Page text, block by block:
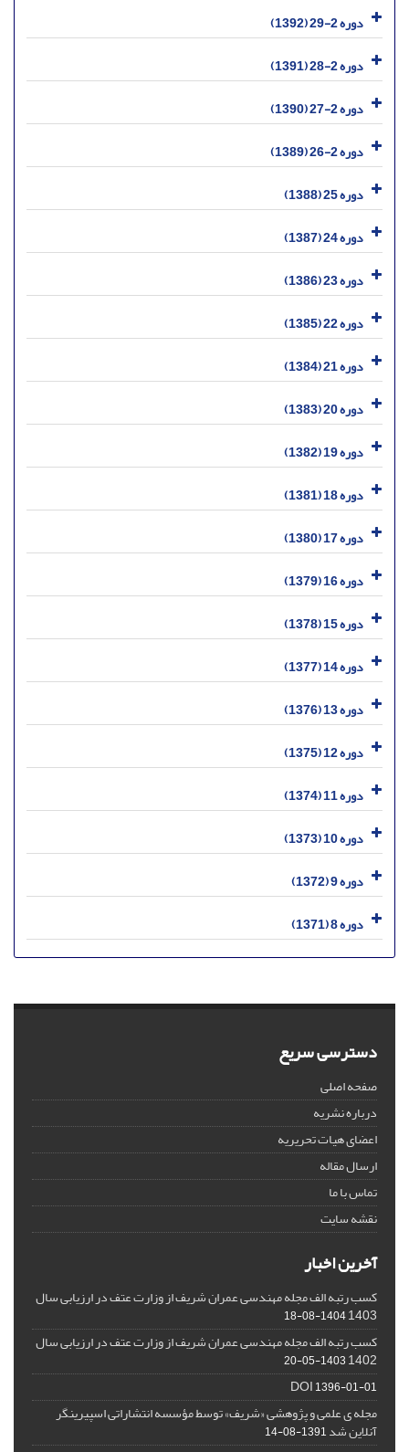
دوره 2-29 (1392)
دوره 2-28 (1391)
دوره 2-27 (1390)
دوره 2-26 (1389)
دوره 25 (1388)
دوره 24 (1387)
دوره 23 (1386)
دوره 22 (1385)
دوره 21 (1384)
دوره 20 (1383)
دوره 19 (1382)
دوره 18 (1381)
دوره 17 (1380)
دوره 16 (1379)
دوره 15 (1378)
دوره 14 (1377)
دوره 13 (1376)
دوره 12 (1375)
دوره 11 (1374)
دوره 10 (1373)
دوره 9 (1372)
دوره 8 (1371)
دسترسی سریع
صفحه اصلی
درباره نشریه
اعضای هیات تحریریه
ارسال مقاله
تماس با ما
نقشه سایت
آخرین اخبار
کسب رتبه الف مجله مهندسی عمران شریف از وزارت عتف در ارزیابی سال
1403
1404-08-18
کسب رتبه الف مجله مهندسی عمران شریف از وزارت عتف در ارزیابی سال
1402
1403-05-20
DOI1396-01-01
مجله ی علمی و پژوهشی «شریف» توسط مؤسسه انتشاراتی اسپیرینگر
آنلاین شد1391-08-14